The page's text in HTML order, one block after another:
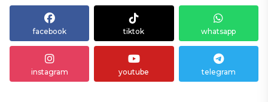
facebook tiktok whatsapp
instagram youtube telegram